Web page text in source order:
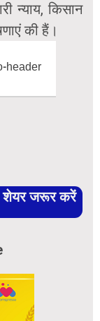
न्याय, किसान
की हैं।
WhatsApp
शेयर जरूर करें